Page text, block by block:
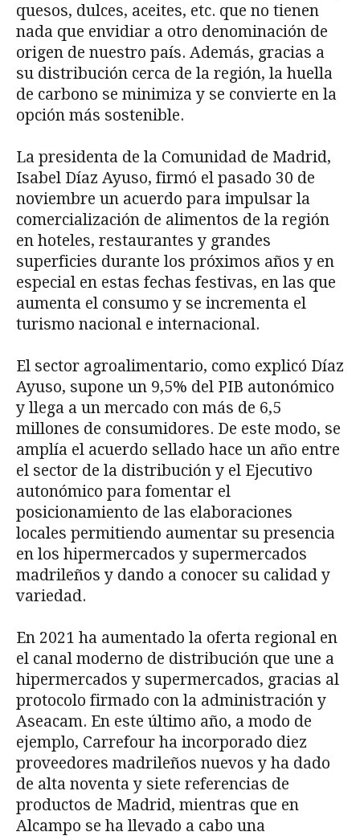
quesos, dulces, aceites, etc. que no tienen
nada que envidiar a otro denominación de
origen de nuestro país. Además, gracias a
su distribución cerca de la región, la huella
de carbono se minimiza y se convierte en la
opción más sostenible.
La presidenta de la Comunidad de Madrid,
Isabel Díaz Ayuso, firmó el pasado 30 de
noviembre un acuerdo para impulsar la
comercialización de alimentos de la región
en hoteles, restaurantes y grandes
superficies durante los próximos años y en
especial en estas fechas festivas, en las que
aumenta el consumo y se incrementa el
turismo nacional e internacional.
El sector agroalimentario, como explicó Díaz
Ayuso, supone un 9,5% del PIB autonómico
y llega a un mercado con más de 6,5
millones de consumidores. De este modo, se
amplía el acuerdo sellado hace un año entre
el sector de la distribución y el Ejecutivo
autonómico para fomentar el
posicionamiento de las elaboraciones
locales permitiendo aumentar su presencia
en los hipermercados y supermercados
madrileños y dando a conocer su calidad y
variedad.
En 2021 ha aumentado la oferta regional en
el canal moderno de distribución que une a
hipermercados y supermercados, gracias al
protocolo firmado con la administración y
Aseacam. En este último año, a modo de
ejemplo, Carrefour ha incorporado diez
proveedores madrileños nuevos y ha dado
de alta noventa y siete referencias de
productos de Madrid, mientras que en
Alcampo se ha llevado a cabo una